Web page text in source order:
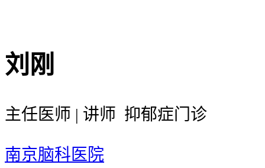
刘刚
主任医师 | 讲师 抑郁症门诊
南京脑科医院